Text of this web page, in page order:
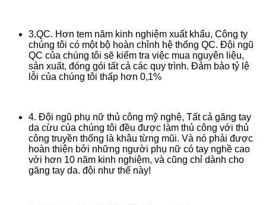
3.QC. Hơn tem năm kinh nghiệm xuất khẩu, Công ty
chúng tôi có một bộ hoàn chỉnh hệ thống QC. Đội ngũ
QC của chúng tôi sẽ kiểm tra việc mua nguyên liệu,
sản xuất, đóng gói tất cả các quy trình. Đảm bảo tỷ lệ
lỗi của chúng tôi thấp hơn 0,1%
4. Đội ngũ phụ nữ thủ công mỹ nghệ, Tất cả găng tay
da cừu của chúng tôi đều được làm thủ công với thủ
công truyền thống là khâu từng mũi. Và nó phải được
hoàn thiện bởi những người phụ nữ có tay nghề cao
với hơn 10 năm kinh nghiệm, và cũng chỉ dành cho
găng tay da. đội như thế này!